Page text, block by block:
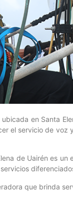
en Santa
el servicio de
de Uairén es
que brinda